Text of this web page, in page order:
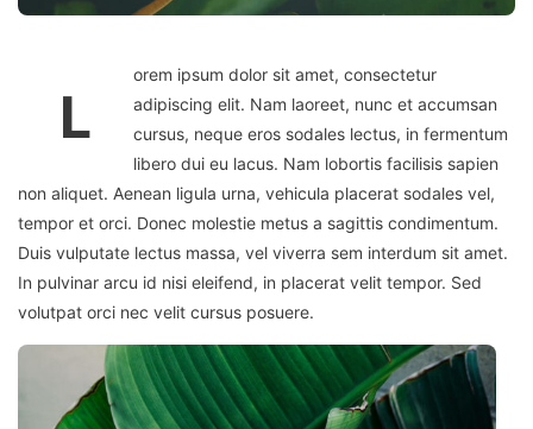
L
orem ipsum dolor sit amet, consectetur
adipiscing elit. Nam laoreet, nunc et accumsan
cursus, neque eros sodales lectus, in fermentum
libero dui eu lacus. Nam lobortis facilisis sapien
non aliquet. Aenean ligula urna, vehicula placerat sodales vel,
tempor et orci. Donec molestie metus a sagittis condimentum.
Duis vulputate lectus massa, vel viverra sem interdum sit amet.
In pulvinar arcu id nisi eleifend, in placerat velit tempor. Sed
volutpat orci nec velit cursus posuere.